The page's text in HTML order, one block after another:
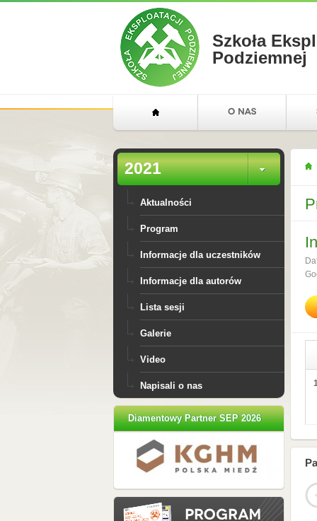
Szkoła
Podziemnej
2021
Aktualności
Program
Informacje dla uczestników
Informacje dla autorów
Lista sesji
Galerie
Video
Napisali o nas
Diamentowy Partner SEP 2026